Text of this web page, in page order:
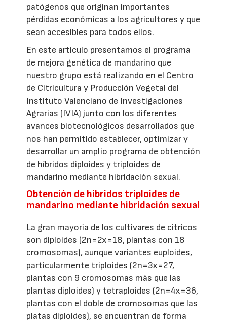
patógenos que originan importantes
pérdidas económicas a los agricultores y que
sean accesibles para todos ellos.
En este artículo presentamos el programa
de mejora genética de mandarino que
nuestro grupo está realizando en el Centro
de Citricultura y Producción Vegetal del
Instituto Valenciano de Investigaciones
Agrarias (IVIA) junto con los diferentes
avances biotecnológicos desarrollados que
nos han permitido establecer, optimizar y
desarrollar un amplio programa de obtención
de híbridos diploides y triploides de
mandarino mediante hibridación sexual.
Obtención de híbridos triploides de
mandarino mediante hibridación sexual
La gran mayoría de los cultivares de cítricos
son diploides (2n=2x=18, plantas con 18
cromosomas), aunque variantes euploides,
particularmente triploides (2n=3x=27,
plantas con 9 cromosomas más que las
plantas diploides) y tetraploides (2n=4x=36,
plantas con el doble de cromosomas que las
platas diploides), se encuentran de forma